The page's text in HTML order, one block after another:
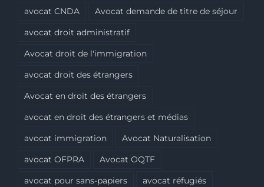
avocat CNDA
Avocat demande de titre de séjour
avocat droit administratif
Avocat droit de l'immigration
avocat droit des étrangers
Avocat en droit des étrangers
avocat en droit des étrangers et médias
avocat immigration
Avocat Naturalisation
avocat OFPRA
Avocat OQTF
avocat pour sans-papiers
avocat réfugiés